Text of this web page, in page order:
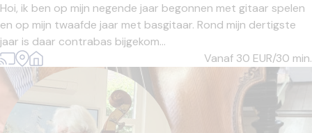
Hoi, ik ben op mijn negende jaar begonnen met gitaar spelen
en op mijn twaafde jaar met basgitaar. Rond mijn dertigste
jaar is daar contrabas bijgekom...
Vanaf 30 EUR/30 min.